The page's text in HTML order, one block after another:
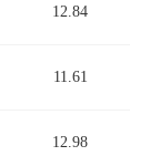
12.84
11.61
12.98